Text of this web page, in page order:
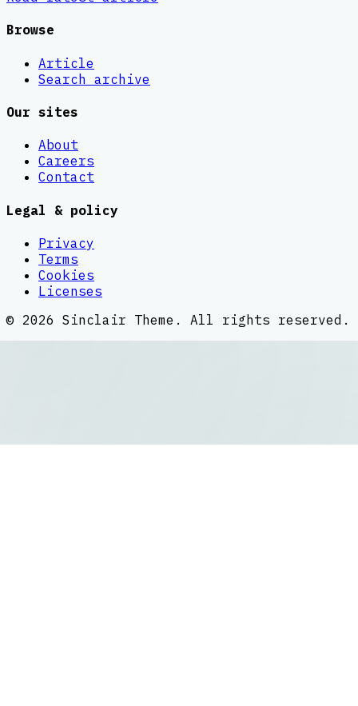
Browse
Article
Search archive
Our sites
About
Careers
Contact
Legal & policy
Privacy
Terms
Cookies
Licenses
© 2026 Sinclair Theme . All rights reserved.